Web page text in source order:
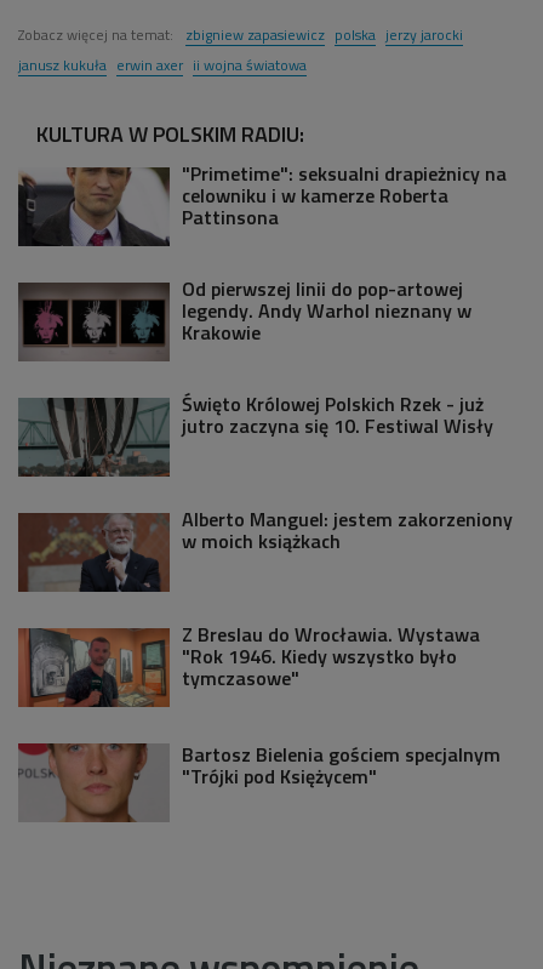
Zobacz więcej na temat: zbigniew zapasiewicz polska jerzy jarocki
janusz kukuła erwin axer ii wojna światowa
KULTURA W POLSKIM RADIU:
"Primetime": seksualni drapieżnicy na
celowniku i w kamerze Roberta
Pattinsona
Od pierwszej linii do pop-artowej
legendy. Andy Warhol nieznany w
Krakowie
Święto Królowej Polskich Rzek - już
jutro zaczyna się 10. Festiwal Wisły
Alberto Manguel: jestem zakorzeniony
w moich książkach
Z Breslau do Wrocławia. Wystawa
"Rok 1946. Kiedy wszystko było
tymczasowe"
Bartosz Bielenia gościem specjalnym
"Trójki pod Księżycem"